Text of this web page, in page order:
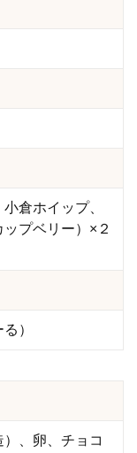
倉ホイップ、
プベリー）×２
）
、卵、チョコ